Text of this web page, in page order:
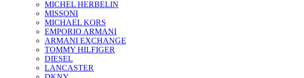
MICHEL HERBELIN
MISSONI
MICHAEL KORS
EMPORIO ARMANI
ARMANI EXCHANGE
TOMMY HILFIGER
DIESEL
LANCASTER